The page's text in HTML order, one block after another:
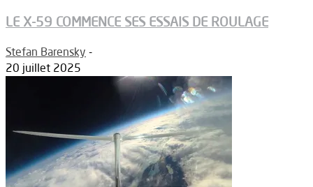
LE X-59 COMMENCE SES ESSAIS DE ROULAGE
Stefan Barensky -
20 juillet 2025